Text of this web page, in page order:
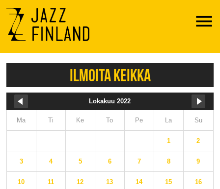
Menu
ILMOITA KEIKKA
Lokakuu 2022
Ma Ti Ke To Pe La Su
1 2
3 4 5 6 7 8 9
10 11 12 13 14 15 16